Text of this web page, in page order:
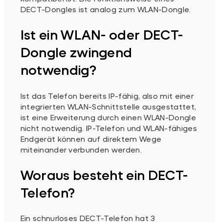
DECT-Dongles ist analog zum WLAN-Dongle.
Ist ein WLAN- oder DECT-
Dongle zwingend
notwendig?
Ist das Telefon bereits IP-fähig, also mit einer
integrierten WLAN-Schnittstelle ausgestattet,
ist eine Erweiterung durch einen WLAN-Dongle
nicht notwendig. IP-Telefon und WLAN-fähiges
Endgerät können auf direktem Wege
miteinander verbunden werden.
Woraus besteht ein DECT-
Telefon?
Ein schnurloses DECT-Telefon hat 3